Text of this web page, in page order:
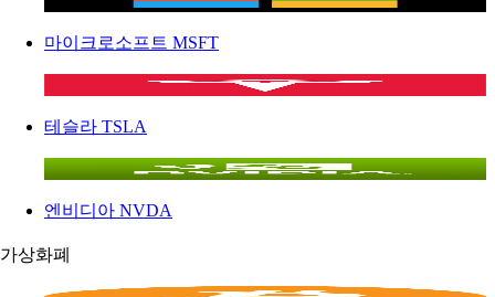
마이크로소프트 MSFT
테슬라 TSLA
엔비디아 NVDA
가상화폐